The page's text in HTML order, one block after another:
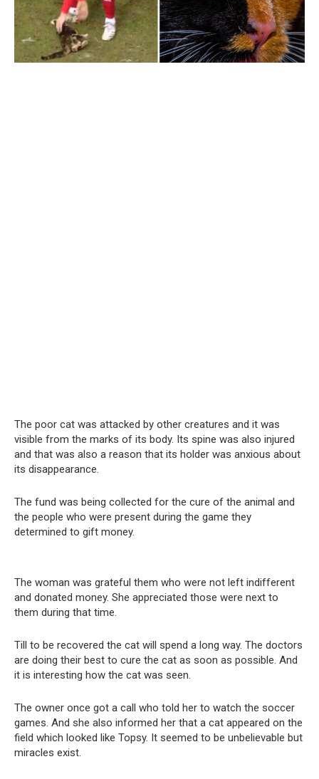
The poor cat was attacked by other creatures and it was
visible from the marks of its body. Its spine was also injured
and that was also a reason that its holder was anxious about
its disappearance.
The fund was being collected for the cure of the animal and
the people who were present during the game they
determined to gift money.
The woman was grateful them who were not left indifferent
and donated money. She appreciated those were next to
them during that time.
Till to be recovered the cat will spend a long way. The doctors
are doing their best to cure the cat as soon as possible. And
it is interesting how the cat was seen.
The owner once got a call who told her to watch the soccer
games. And she also informed her that a cat appeared on the
field which looked like Topsy. It seemed to be unbelievable but
miracles exist.